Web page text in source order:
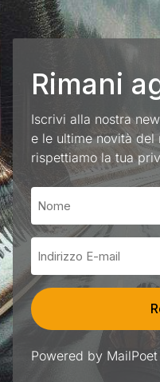
Rimani
Iscrivi alla nostra
e le ultime novità del
rispettiamo la tua
Powered by MailPoet